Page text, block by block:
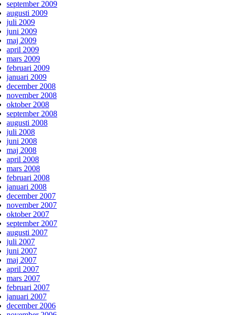
september 2009
augusti 2009
juli 2009
juni 2009
maj 2009
april 2009
mars 2009
februari 2009
januari 2009
december 2008
november 2008
oktober 2008
september 2008
augusti 2008
juli 2008
juni 2008
maj 2008
april 2008
mars 2008
februari 2008
januari 2008
december 2007
november 2007
oktober 2007
september 2007
augusti 2007
juli 2007
juni 2007
maj 2007
april 2007
mars 2007
februari 2007
januari 2007
december 2006